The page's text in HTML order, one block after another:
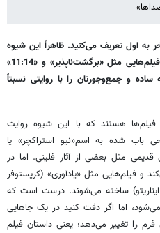
به اول تعریف میکنید. ظاهراً این شیوه
فیلمهایی مثل«برگشتناپذیر»و «11:14»
ساده و جمعوجورتان را با روایتی نسبتاً
فیلمها هستند که با این شیوه روایت
باب شده به اسم«نیو استراکچر» یا
قدیمی مثل بعضی از آثار فلینی. اما در
کند و فیلمهایی مثل«یادآوری» (کریستوفر
ایناریتو) ساخته میشوند. درست است که
میشود، اما اگر دقت کنید در یک جاهایی
فرم را تغییر میدهد؛ یعنی داستان فیلم